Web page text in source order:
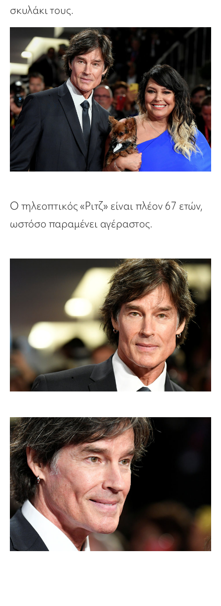
σκυλάκι τους.
Ο τηλεοπτικός «Ριτζ» είναι πλέον 67 ετών,
ωστόσο παραμένει αγέραστος.